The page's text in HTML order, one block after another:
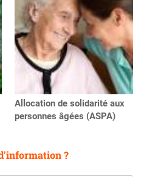
Allocation de solidarité aux
personnes âgées (ASPA)
?